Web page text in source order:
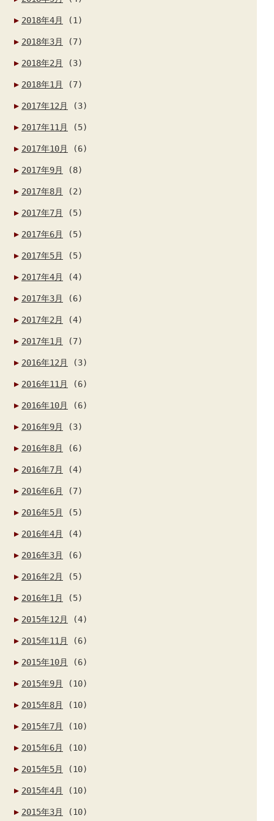
2018年4月 (1)
2018年3月 (7)
2018年2月 (3)
2018年1月 (7)
2017年12月 (3)
2017年11月 (5)
2017年10月 (6)
2017年9月 (8)
2017年8月 (2)
2017年7月 (5)
2017年6月 (5)
2017年5月 (5)
2017年4月 (4)
2017年3月 (6)
2017年2月 (4)
2017年1月 (7)
2016年12月 (3)
2016年11月 (6)
2016年10月 (6)
2016年9月 (3)
2016年8月 (6)
2016年7月 (4)
2016年6月 (7)
2016年5月 (5)
2016年4月 (4)
2016年3月 (6)
2016年2月 (5)
2016年1月 (5)
2015年12月 (4)
2015年11月 (6)
2015年10月 (6)
2015年9月 (10)
2015年8月 (10)
2015年7月 (10)
2015年6月 (10)
2015年5月 (10)
2015年4月 (10)
2015年3月 (10)